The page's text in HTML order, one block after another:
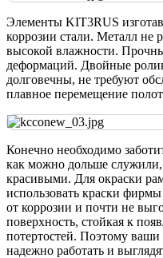
Элементы KIT3RUS
коррозии стали. Металл не
высокой влажности.
деформаций. Двойные
долговечны, не требуют
плавное перемещение
Конечно необходимо
как можно дольше
красивыми. Для окраски
использовать краски
от коррозии и почти не
поверхность, стойкая к
потертостей. Поэтому ваши
надежно работать и